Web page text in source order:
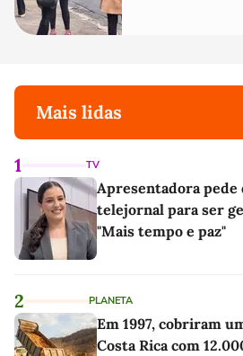
Mais lidas
1 TV
Apresentadora pede
telejornal para ser
"Mais tempo e paz"
2 PLANETA
Em 1997, cobriram
Costa Rica com